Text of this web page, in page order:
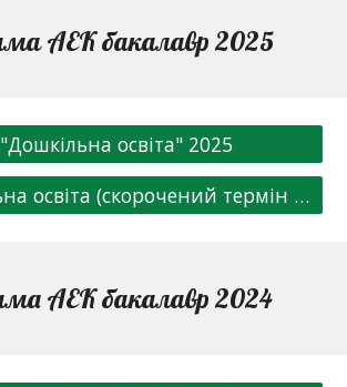
АЕК бакалавр 2025
освіта" 2025
ОП "Дошкільна освіта (скорочений термін навчання)" 2025
АЕК бакалавр 2024